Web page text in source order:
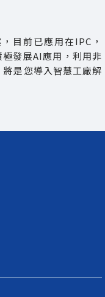
目前已應用在IPC，
發展AI應用，利用非
是您導入智慧工廠解